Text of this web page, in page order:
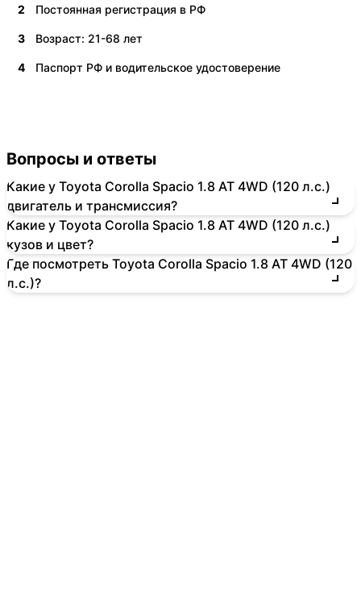
2 Постоянная регистрация в РФ
3 Возраст: 21-68 лет
4 Паспорт РФ и водительское удостоверение
Вопросы и ответы
Какие у Toyota Corolla Spacio 1.8 AT 4WD (120 л.с.)
двигатель и трансмиссия?
Какие у Toyota Corolla Spacio 1.8 AT 4WD (120 л.с.)
кузов и цвет?
Где посмотреть Toyota Corolla Spacio 1.8 AT 4WD (120
л.с.)?